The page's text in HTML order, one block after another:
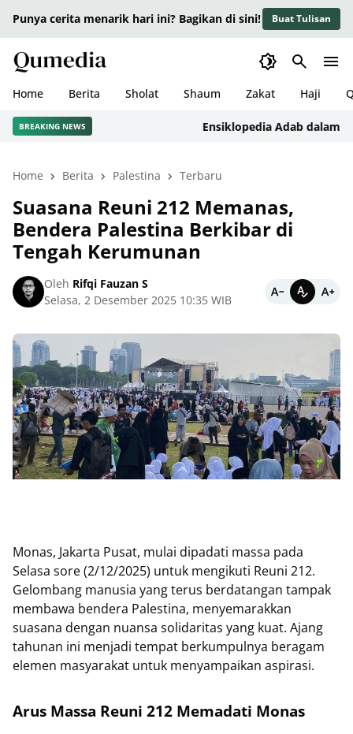
Punya cerita menarik hari ini? Bagikan di sini! Buat Tulisan
Home Berita Sholat Shaum Zakat Haji
BREAKING NEWS Ensiklopedia Adab dalam
Home Berita Palestina Terbaru
Suasana Reuni 212 Memanas,
Bendera Palestina Berkibar di
Tengah Kerumunan
Oleh Rifqi Fauzan S
Selasa, 2 Desember 2025 10:35 WIB
Monas, Jakarta Pusat, mulai dipadati massa pada
Selasa sore (2/12/2025) untuk mengikuti Reuni 212.
Gelombang manusia yang terus berdatangan tampak
membawa bendera Palestina, menyemarakkan
suasana dengan nuansa solidaritas yang kuat. Ajang
tahunan ini menjadi tempat berkumpulnya beragam
elemen masyarakat untuk menyampaikan aspirasi.
Arus Massa Reuni 212 Memadati Monas